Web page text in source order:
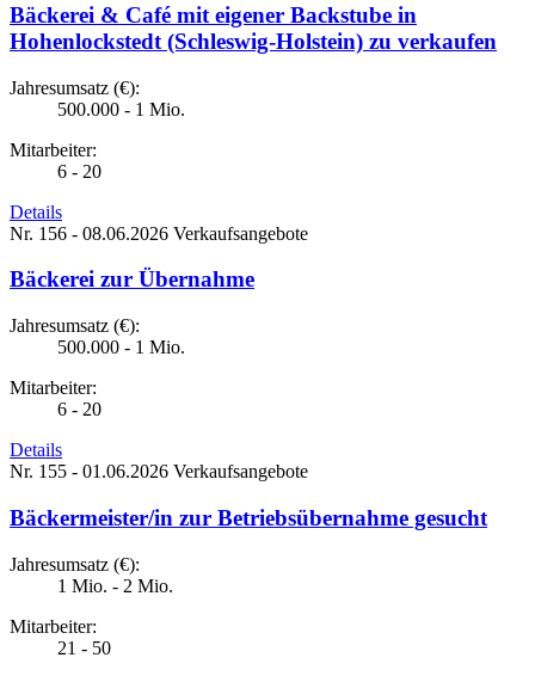
Bäckerei & Café mit eigener Backstube in
Hohenlockstedt (Schleswig-Holstein) zu verkaufen
Jahresumsatz (€):
500.000 - 1 Mio.
Mitarbeiter:
6 - 20
Details
Nr. 156 - 08.06.2026 Verkaufsangebote
Bäckerei zur Übernahme
Jahresumsatz (€):
500.000 - 1 Mio.
Mitarbeiter:
6 - 20
Details
Nr. 155 - 01.06.2026 Verkaufsangebote
Bäckermeister/in zur Betriebsübernahme gesucht
Jahresumsatz (€):
1 Mio. - 2 Mio.
Mitarbeiter:
21 - 50